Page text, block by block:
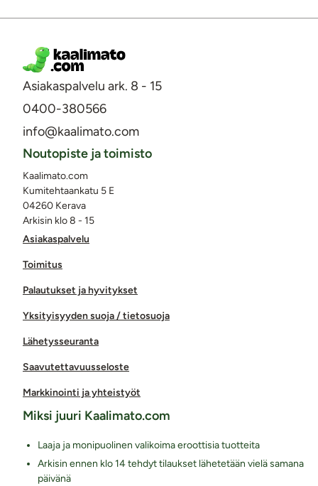
Asiakaspalvelu ark. 8 - 15
0400-380566
info@kaalimato.com
Asiakaspalvelu
Toimitus
Palautukset ja hyvitykset
Yksityisyyden suoja / tietosuoja
Lähetysseuranta
Saavutettavuusseloste
Markkinointi ja yhteistyöt
Noutopiste ja toimisto
Kaalimato.com
Kumitehtaankatu 5 E
04260 Kerava
Arkisin klo 8 - 15
Miksi juuri Kaalimato.com
Laaja ja monipuolinen valikoima eroottisia tuotteita
Arkisin ennen klo 14 tehdyt tilaukset lähetetään vielä samana
päivänä